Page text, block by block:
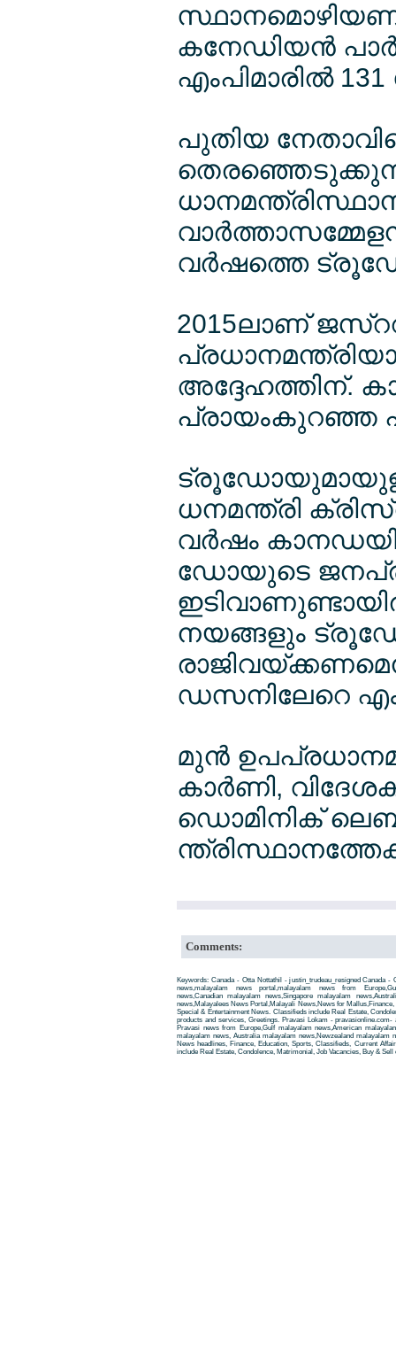
കനേഡിയന്‍
എംപിമാരില്‍
പുതിയ
വര്‍ഷത്തെ
2015ലാണ്
അദ്ദേഹത്തിന്.
പ്രായംകുറഞ്ഞ
ധനമന്ത്രി
വര്‍ഷം
ഡോയുടെ
നയങ്ങളും
ഡസനിലേറെ
മുന്‍
കാര്‍ണി,
ഡൊമിനിക്
Comments:
Keywords: Canada - Otta Nottathil - justin_trudeau_resigned Canada -
news,malayalam news portal,malayalam news from
news,Canadian malayalam news,Singapore malayalam
news,Malayalees News Portal,Malayali News,News for
Special & Entertainment News. Classifieds include Real Estate,
products and services, Greetings. Pravasi Lokam -
Pravasi news from Europe,Gulf malayalam news,American
malayalam news, Australia malayalam news,Newzealand malayalam
News headlines, Finance, Education, Sports, Classifieds, Current
include Real Estate, Condolence, Matrimonial, Job Vacancies, Buy &